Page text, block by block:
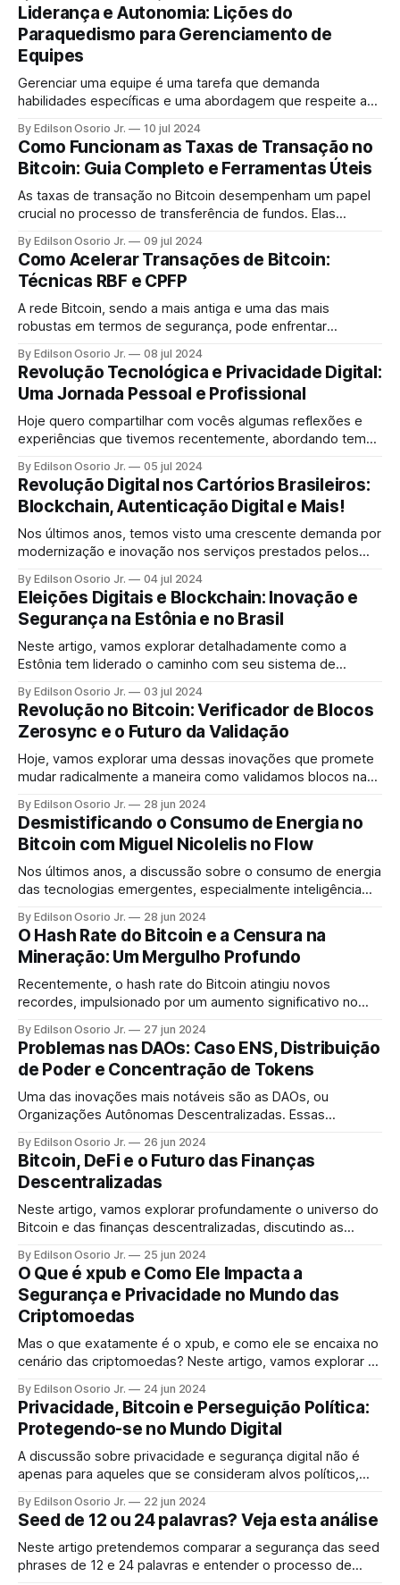
gráfico).
Liderança e Autonomia: Lições do
Paraquedismo para Gerenciamento de
Equipes
Gerenciar uma equipe é uma tarefa que demanda
habilidades específicas e uma abordagem que respeite a
gerenciar conflitos e promover um ambiente de trabalho
saudável são desafios constantes para qualquer líder.
By Edilson Osorio Jr. 10 jul 2024
Como Funcionam as Taxas de Transação no
Bitcoin: Guia Completo e Ferramentas Úteis
As taxas de transação no Bitcoin desempenham um papel
crucial no processo de transferência de fundos. Elas
transação, influenciando desde a prioridade até a
confiabilidade da confirmação.
By Edilson Osorio Jr. 09 jul 2024
Como Acelerar Transações de Bitcoin:
Técnicas RBF e CPFP
A rede Bitcoin, sendo a mais antiga e uma das mais
robustas em termos de segurança, pode enfrentar
presas na mempool (a área onde as transações aguardam
confirmação).
By Edilson Osorio Jr. 08 jul 2024
Revolução Tecnológica e Privacidade Digital:
Uma Jornada Pessoal e Profissional
Hoje quero compartilhar com vocês algumas reflexões e
experiências que tivemos recentemente, abordando temas
segurança de dados.
By Edilson Osorio Jr. 05 jul 2024
Revolução Digital nos Cartórios Brasileiros:
Blockchain, Autenticação Digital e Mais!
Nos últimos anos, temos visto uma crescente demanda por
modernização e inovação nos serviços prestados pelos
By Edilson Osorio Jr. 04 jul 2024
Eleições Digitais e Blockchain: Inovação e
Segurança na Estônia e no Brasil
Neste artigo, vamos explorar detalhadamente como a
Estônia tem liderado o caminho com seu sistema de
um divisor de águas para a segurança e transparência nas
eleições.
By Edilson Osorio Jr. 03 jul 2024
Revolução no Bitcoin: Verificador de Blocos
Zerosync e o Futuro da Validação
Hoje, vamos explorar uma dessas inovações que promete
mudar radicalmente a maneira como validamos blocos na
By Edilson Osorio Jr. 28 jun 2024
Desmistificando o Consumo de Energia no
Bitcoin com Miguel Nicolelis no Flow
Nos últimos anos, a discussão sobre o consumo de energia
das tecnologias emergentes, especialmente inteligência
pontos mais controversos foi levantado pelo renomado
neurocientista Miguel Nicolelis.
By Edilson Osorio Jr. 28 jun 2024
O Hash Rate do Bitcoin e a Censura na
Mineração: Um Mergulho Profundo
Recentemente, o hash rate do Bitcoin atingiu novos
recordes, impulsionado por um aumento significativo no
exatamente é o hash rate e por que ele é tão importante?
By Edilson Osorio Jr. 27 jun 2024
Problemas nas DAOs: Caso ENS, Distribuição
de Poder e Concentração de Tokens
Uma das inovações mais notáveis são as DAOs, ou
Organizações Autônomas Descentralizadas. Essas
transparente, sem a necessidade de uma autoridade
central. No entanto, a prática tem mostrado que a teoria é
bem mais fácil do que a execução.
By Edilson Osorio Jr. 26 jun 2024
Bitcoin, DeFi e o Futuro das Finanças
Descentralizadas
Neste artigo, vamos explorar profundamente o universo do
Bitcoin e das finanças descentralizadas, discutindo as
futuro desse ecossistema.
By Edilson Osorio Jr. 25 jun 2024
O Que é xpub e Como Ele Impacta a
Segurança e Privacidade no Mundo das
Criptomoedas
Mas o que exatamente é o xpub, e como ele se encaixa no
cenário das criptomoedas? Neste artigo, vamos explorar o
as implicações de segurança e privacidade associadas a
ele.
By Edilson Osorio Jr. 24 jun 2024
Privacidade, Bitcoin e Perseguição Política:
Protegendo-se no Mundo Digital
A discussão sobre privacidade e segurança digital não é
apenas para aqueles que se consideram alvos políticos,
informações pessoais.
By Edilson Osorio Jr. 22 jun 2024
Seed de 12 ou 24 palavras? Veja esta análise
Neste artigo pretendemos comparar a segurança das seed
phrases de 12 e 24 palavras e entender o processo de